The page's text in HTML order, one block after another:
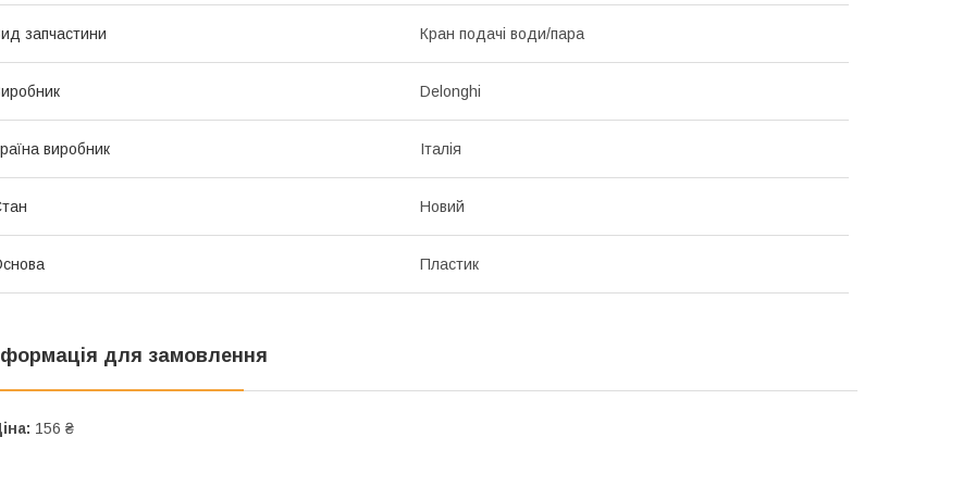
запчастини Кран подачі води/пара
Delonghi
виробник Італія
Новий
Пластик
для замовлення
156 ₴